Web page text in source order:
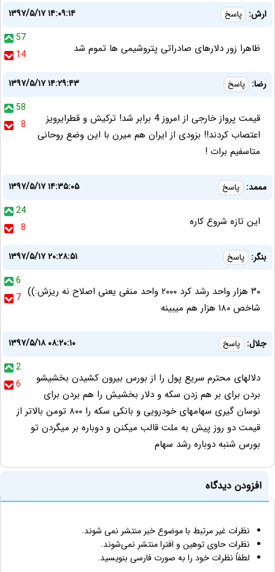
ارش: پاسخ
۱۳۹۷/۵/۱۷ ۱۴:۰۹:۱۴
57
14
ظاهرا زور دلارهای صادراتی پتروشیمی ها تموم شد
رضا: پاسخ
۱۳۹۷/۵/۱۷ ۱۴:۲۹:۴۳
58
8
قیمت پرواز خارجی از امروز 4 برابر شد! ترکیش و قطرایرویز
اعتصاب کردند!! بزودی از ایران هم میرن با این وضع روحانی
متاسفیم برات !
مممد: پاسخ
۱۳۹۷/۵/۱۷ ۱۴:۳۵:۰۵
24
8
این تازه شروع کاره
بنگر: پاسخ
۱۳۹۷/۵/۱۷ ۲۰:۲۸:۵۱
6
7 ۳۰ هزار واحد رشد کرد ۲۰۰۰ واحد منفی یعنی اصلاح نه ریزش:))
شاخص ۱۸۰ هزار هم میبینه
جلال: پاسخ
۱۳۹۷/۵/۱۸ ۰۸:۲۰:۱۰
2
6
دلالهای محترم سریع پول را از بورس بیرون کشیدن بخشیشو
بردن برای بر هم زدن سکه و دلار بخشیش را هم بردن برای
نوسان گیری سهامهای خودرویی و بانکی سکه را ۸۰۰ تومن بالاتر از
قیمت دو روز پیش به ملت قالب میکنن و دوباره بر میگردن تو
بورس شنبه دوباره رشد سهام
افزودن دیدگاه
نظرات غیر مرتبط با موضوع خبر منتشر نمی شوند.
نظرات حاوی توهین و افترا منتشر نمی‌شوند.
لطفاً نظرات خود را به صورت فارسی بنویسید.